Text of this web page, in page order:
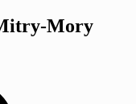
Mory